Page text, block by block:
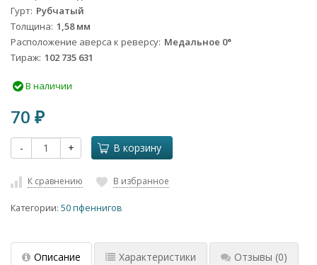
Гурт Рубчатый
Толщина 1,58 мм
Расположение аверса к реверсу Медальное 0°
Тираж 102 735 631
В наличии
70 ₽
- + В корзину
К сравнению В избранное
Категории: 50 пфеннигов
Описание Характеристики Отзывы (0)